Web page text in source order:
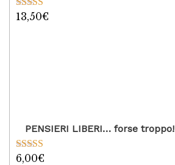
Valutato
13,50€
PENSIERI LIBERI… forse troppo!
Valutato
6,00€